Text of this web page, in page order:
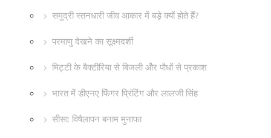
समुद्री स्तनधारी जीव आकार में बड़े क्यों होते हैं?
परमाणु देखने का सूक्ष्मदर्शी
मिट्टी के बैक्टीरिया से बिजली औेर पौधों से प्रकाश
भारत में डीएनए फिंगर प्रिंटिंग और लालजी सिंह
सीसा: विषैलापन बनाम मुनाफा